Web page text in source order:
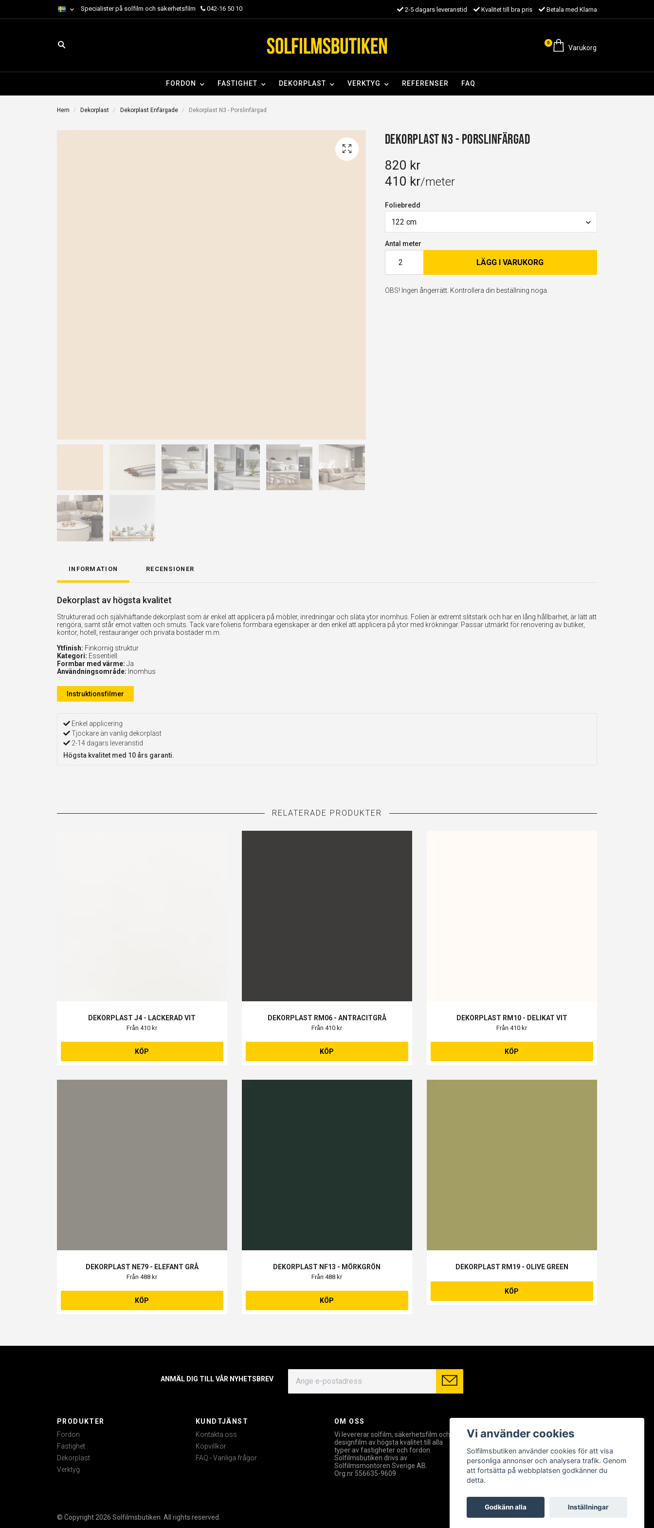
Specialister på solfilm och säkerhetsfilm 042-16 50 10 2-5 dagars leveranstid Kvalitet till bra pris Betala med Klarna
0
Varukorg
FORDON FASTIGHET DEKORPLAST VERKTYG REFERENSER FAQ
Hem Dekorplast Dekorplast Enfärgade Dekorplast N3 - Porslinfärgad
Dekorplast N3 - Porslinfärgad
820 kr
410 kr/meter
Foliebredd
122 cm
Antal meter
LÄGG I VARUKORG
OBS! Ingen ångerrätt. Kontrollera din beställning noga.
INFORMATION RECENSIONER
Dekorplast av högsta kvalitet
Strukturerad och självhäftande dekorplast som är enkel att applicera på möbler, inredningar och släta ytor inomhus. Folien är extremt slitstark och har en lång hållbarhet, är lätt att
rengöra, samt står emot vatten och smuts. Tack vare foliens formbara egenskaper är den enkel att applicera på ytor med krökningar. Passar utmärkt för renovering av butiker,
kontor, hotell, restauranger och privata bostäder m.m.
Ytfinish: Finkornig struktur
Kategori: Essentiell
Formbar med värme: Ja
Användningsområde: Inomhus
Instruktionsfilmer
Enkel applicering
Tjockare än vanlig dekorplast
2-14 dagars leveranstid
Högsta kvalitet med 10 års garanti.
DEKORPLAST J4 - LACKERAD VIT
Från 410 kr
KÖP
DEKORPLAST RM06 - ANTRACITGRÅ
Från 410 kr
KÖP
DEKORPLAST RM10 - DELIKAT VIT
Från 410 kr
KÖP
DEKORPLAST NE79 - ELEFANT GRÅ
Från 488 kr
KÖP
DEKORPLAST NF13 - MÖRKGRÖN
Från 488 kr
KÖP
DEKORPLAST RM19 - OLIVE GREEN
KÖP
ANMÄL DIG TILL VÅR NYHETSBREV
PRODUKTER
Fordon
Fastighet
Dekorplast
Verktyg
KUNDTJÄNST
Kontakta oss
Köpvillkor
FAQ - Vanliga frågor
OM OSS
Vi levererar solfilm, säkerhetsfilm och
designfilm av högsta kvalitet till alla
typer av fastigheter och fordon.
Solfilmsbutiken drivs av
Solfilmsmontören Sverige AB.
Org.nr 556635-9609
Facebook
YouTube
© Copyright 2026 Solfilmsbutiken. All rights reserved.
Vi använder cookies
Solfilmsbutiken använder cookies för att visa
personliga annonser och analysera trafik. Genom
att fortsätta på webbplatsen godkänner du
detta.
Godkänn alla Inställningar